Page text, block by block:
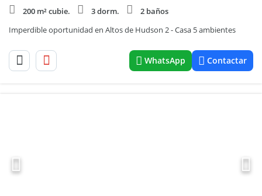
200 m² cubie.
3 dorm.
2 baños
Imperdible oportunidad en Altos de Hudson 2 - Casa 5 ambientes
WhatsApp Contactar